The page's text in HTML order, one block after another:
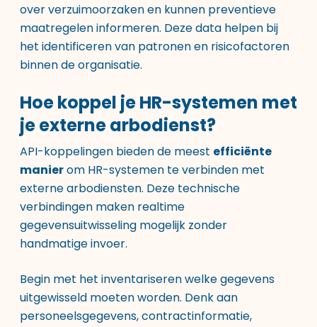
over verzuimoorzaken en kunnen preventieve
maatregelen informeren. Deze data helpen bij
het identificeren van patronen en risicofactoren
binnen de organisatie.
Hoe koppel je HR-systemen met
je externe arbodienst?
API-koppelingen bieden de meest efficiënte
manierom HR-systemen te verbinden met
externe arbodiensten. Deze technische
verbindingen maken realtime
gegevensuitwisseling mogelijk zonder
handmatige invoer.
Begin met het inventariseren welke gegevens
uitgewisseld moeten worden. Denk aan
personeelsgegevens, contractinformatie,